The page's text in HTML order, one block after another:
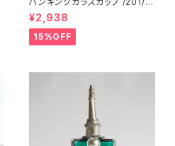
NDIA インド
¥2,938
15%OFF